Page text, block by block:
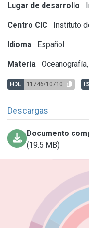
Lugar de desarrollo
Centro CIC Instituto
Idioma Español
Materia
HDL 11746/10710
Descargas
Documento
(19.5 MB)